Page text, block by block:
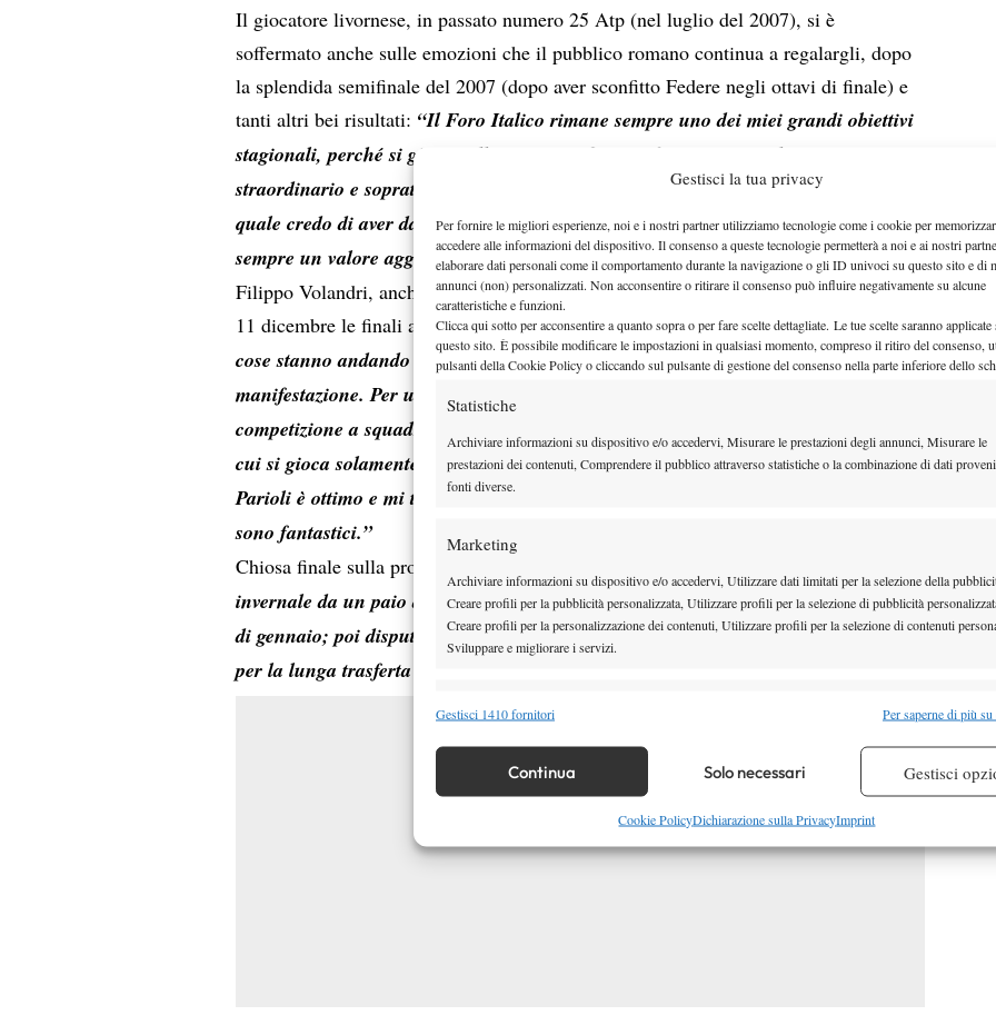
Gestisci la tua privacy
Per fornire le migliori esperienze, noi e i nostri partner utilizziamo tecnologie come i cookie per
accedere alle informazioni del dispositivo. Il consenso a queste tecnologie permetterà a noi e ai nostri
elaborare dati personali come il comportamento durante la navigazione o gli ID univoci su questo sito e di
annunci (non) personalizzati. Non acconsentire o ritirare il consenso può influire negativamente su alcune
caratteristiche e funzioni.
Clicca qui sotto per acconsentire a quanto sopra o per fare scelte dettagliate. Le tue scelte saranno applicate
questo sito. È possibile modificare le impostazioni in qualsiasi momento, compreso il ritiro del consenso,
pulsanti della Cookie Policy o cliccando sul pulsante di gestione del consenso nella parte inferiore dello
Statistiche
Archiviare informazioni su dispositivo e/o accedervi, Misurare le prestazioni degli annunci, Misurare le
prestazioni dei contenuti, Comprendere il pubblico attraverso statistiche o la combinazione di dati
fonti diverse.
Marketing
Archiviare informazioni su dispositivo e/o accedervi, Utilizzare dati limitati per la selezione della
Creare profili per la pubblicità personalizzata, Utilizzare profili per la selezione di pubblicità
Creare profili per la personalizzazione dei contenuti, Utilizzare profili per la selezione di contenuti
Sviluppare e migliorare i servizi.
Funzionalità
Identificare i dispositivi in base alle informazioni trasmesse automaticamente.
Garantire la sicurezza, prevenire e rilevare frodi, correggere errori,
Erogare e presentare pubblicità e contenuto, Salvare e comunicare le
Gestisci 1410 fornitori Per saperne di più
Continua Solo necessari Gestisci
Cookie PolicyDichiarazione sulla PrivacyImprint
Il giocatore livornese, in passato numero 25 Atp (nel luglio del 2007), si è
soffermato anche sulle emozioni che il pubblico romano continua a regalargli, dopo
la splendida semifinale del 2007 (dopo aver sconfitto Federe negli ottavi di finale) e
tanti altri bei risultati: “Il Foro Italico rimane sempre uno dei miei grandi obiettivi
stagionali, perché si gioca sulla mia superficie preferita, in un palcoscenico
straordinario e soprattutto davanti ad un pubblico che mi ha dato tantissimo e al
quale credo di aver dato tutto me stesso. Il pubblico di Roma è sempre stato e sarà
sempre un valore aggiunto del torneo.”
Filippo Volandri, anche è intervenuto sulla Serie A in corso in queste settimane (10-
11 dicembre le finali a Rovereto) e sulla sua squadra del Tennis Club Parioli:“Le
cose stanno andando molto bene e speriamo di arrivare in fondo a questa bella
manifestazione. Per un tennista professionista è molto bello poter affrontare una
competizione a squadra come la Serie A, soprattutto dopo una stagione intera in
cui si gioca solamente per sé stessi e per la classifica mondiale. L’ambiente al
Parioli è ottimo e mi trovo molto bene. Lo spirito e l’unione di questa squadra
sono fantastici.”
Chiosa finale sulla programmazione di inizio 2012:
invernale da un paio di settimane. Il primo torneo sarà a Doha, la prima settimana
di gennaio; poi disputerò gli Australian Open, prima di partire per il Sud America
per la lunga trasferta sulla terra battuta.”